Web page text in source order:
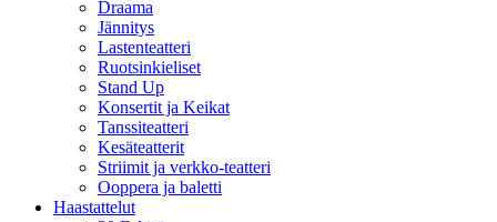
Draama
Jännitys
Lastenteatteri
Ruotsinkieliset
Stand Up
Konsertit ja Keikat
Tanssiteatteri
Kesäteatterit
Striimit ja verkko-teatteri
Ooppera ja baletti
Haastattelut